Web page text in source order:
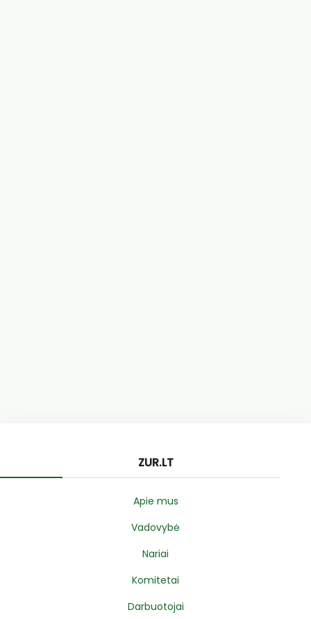
ZUR.LT
Apie mus
Vadovybė
Nariai
Komitetai
Darbuotojai